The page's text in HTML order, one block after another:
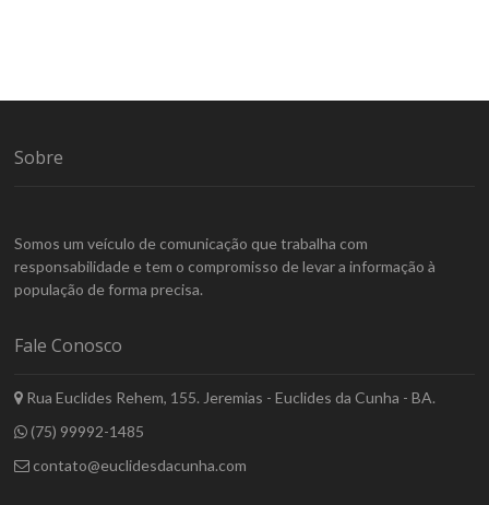
Sobre
Somos um veículo de comunicação que trabalha com
responsabilidade e tem o compromisso de levar a informação à
população de forma precisa.
Fale Conosco
Rua Euclides Rehem, 155. Jeremias - Euclides da Cunha - BA.
(75) 99992-1485
contato@euclidesdacunha.com